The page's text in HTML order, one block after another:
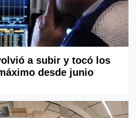
a subir y tocó los
desde junio